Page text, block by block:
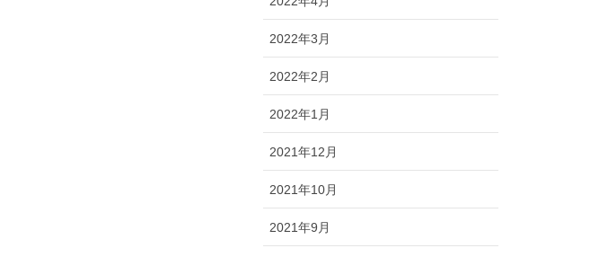
2022年3月
2022年2月
2022年1月
2021年12月
2021年10月
2021年9月